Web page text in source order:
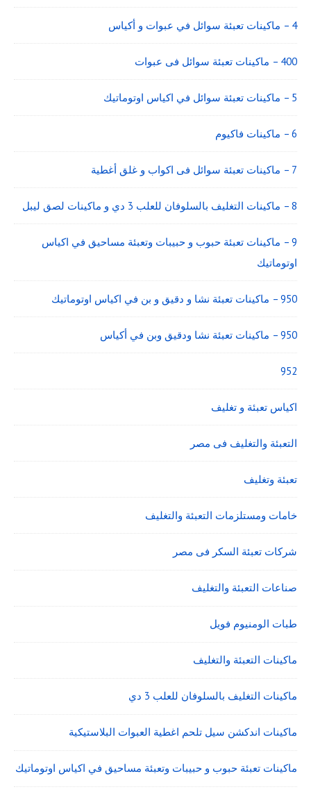
4 – ماكينات تعبئة سوائل في عبوات و أكياس
400 – ماكينات تعبئة سوائل فى عبوات
5 – ماكينات تعبئة سوائل في اكياس اوتوماتيك
6 – ماكينات فاكيوم
7 – ماكينات تعبئة سوائل فى اكواب و غلق أغطية
8 – ماكينات التغليف بالسلوفان للعلب 3 دي و ماكينات لصق ليبل
9 – ماكينات تعبئة حبوب و حبيبات وتعبئة مساحيق في اكياس
اوتوماتيك
950 – ماكينات تعبئة نشا و دقيق و بن في اكياس اوتوماتيك
950 – ماكينات تعبئة نشا ودقيق وبن في أكياس
952
اكياس تعبئة و تغليف
التعبئة والتغليف فى مصر
تعبئة وتغليف
خامات ومستلزمات التعبئة والتغليف
شركات تعبئة السكر فى مصر
صناعات التعبئة والتغليف
طبات الومنيوم فويل
ماكينات التعبئة والتغليف
ماكينات التغليف بالسلوفان للعلب 3 دي
ماكينات اندكشن سيل تلحم اغطية العبوات البلاستيكية
ماكينات تعبئة حبوب و حبيبات وتعبئة مساحيق في اكياس اوتوماتيك